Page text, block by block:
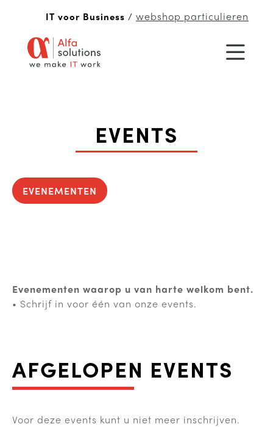
IT voor Business / webshop particulieren
EVENTS
EVENEMENTEN
Evenementen waarop u van harte welkom bent.
• Schrijf in voor één van onze events.
AFGELOPEN EVENTS
Voor deze events kunt u niet meer inschrijven.